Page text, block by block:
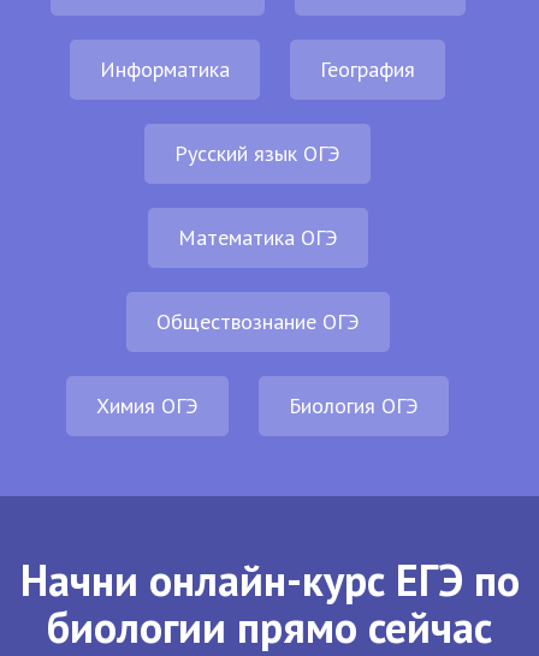
Информатика География
Русский язык ОГЭ
Математика ОГЭ
Обществознание ОГЭ
Химия ОГЭ Биология ОГЭ
Начни онлайн-курс ЕГЭ по
биологии прямо сейчас